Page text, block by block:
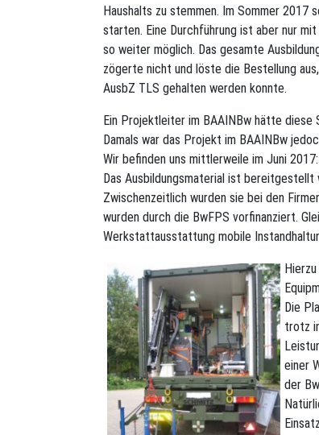
Haushalts zu stemmen. Im Sommer 2017
starten. Eine Durchführung ist aber nur
so weiter möglich. Das gesamte
zögerte nicht und löste die Bestellung
AusbZ TLS gehalten werden konnte.
Ein Projektleiter im BAAINBw hätte diese
Damals war das Projekt im BAAINBw
Wir befinden uns mittlerweile im Juni 2017:
Das Ausbildungsmaterial ist bereitgestellt
Zwischenzeitlich wurden sie bei den
wurden durch die BwFPS vorfinanziert.
Werkstattausstattung mobile
Die
trotz
einer
der